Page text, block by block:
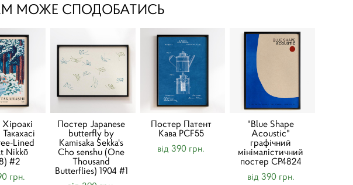
МОЖЕ СПОДОБАТИСЬ
Lined
Nikkō
#2
грн.
Постер Japanese
butterfly by
Kamisaka Sekka's
Cho senshu (One
Thousand
Butterflies) 1904 #1
Постер Патент
Кава PCF55
від 390 грн.
"Blue Shape
Acoustic"
графічний
мінімалістичний
постер CP4824
від 390 грн.